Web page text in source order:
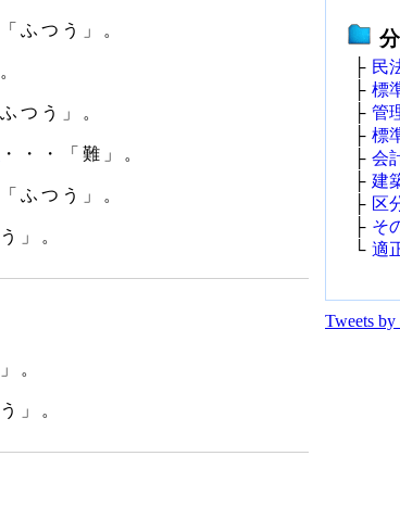
ふつう」。
つう」。
・・・「難」。
ふつう」。
」。
。
」。
├ 民
├ 標
├ 管
├ 標
├ 会
├ 建
├ 区
├ そ
└ 適
Tweets